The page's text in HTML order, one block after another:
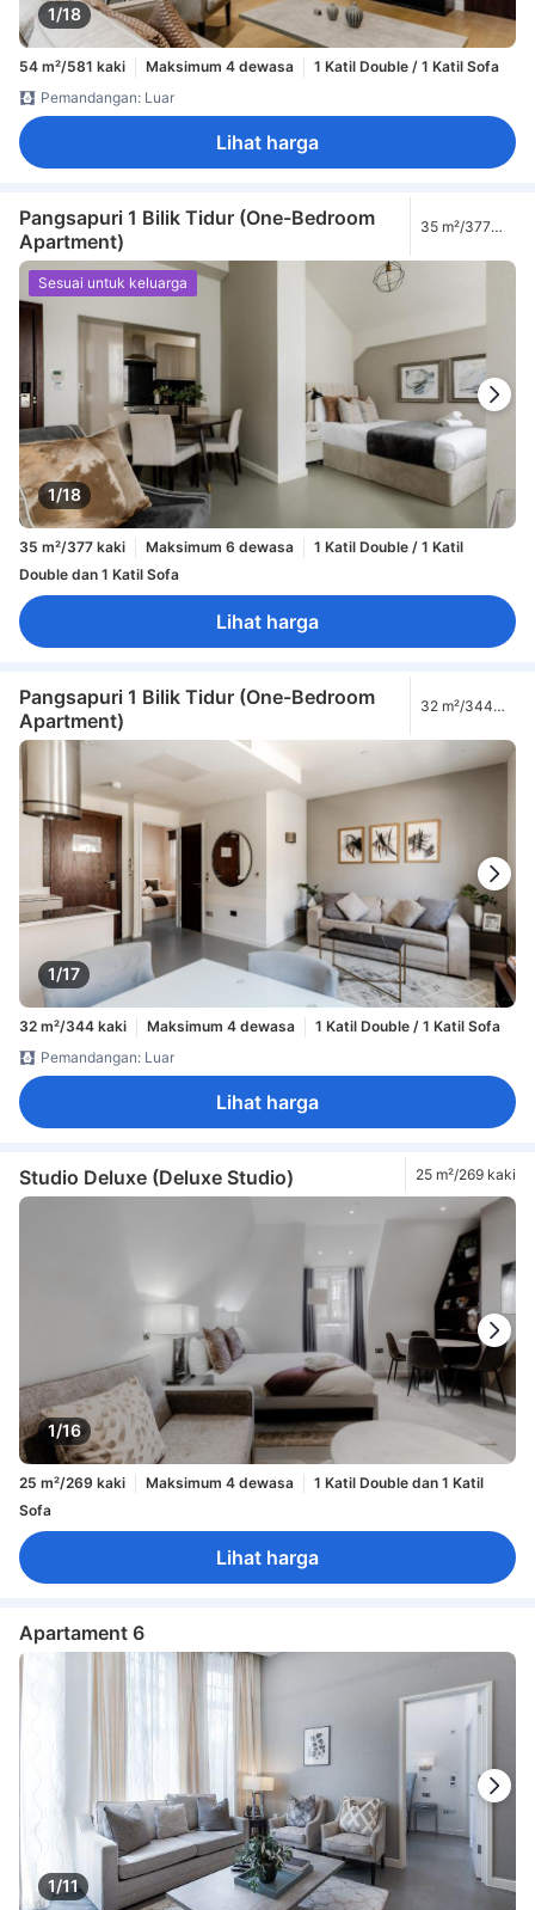
1/18
54 m²/581 kaki Maksimum 4 dewasa
1 Katil Double / 1 Katil Sofa
Pemandangan: Luar
Lihat harga
Pangsapuri 1 Bilik Tidur (One-Bedroom
Apartment)
35 m²/377
1/18
Sesuai untuk keluarga
35 m²/377 kaki Maksimum 6 dewasa
1 Katil Double / 1 Katil
Double dan 1 Katil Sofa
Lihat harga
Pangsapuri 1 Bilik Tidur (One-Bedroom
Apartment)
32 m²/344
1/17
32 m²/344 kaki Maksimum 4 dewasa
1 Katil Double / 1 Katil Sofa
Pemandangan: Luar
Lihat harga
Studio Deluxe (Deluxe Studio) 25 m²/269 kaki
1/16
25 m²/269 kaki Maksimum 4 dewasa
1 Katil Double dan 1 Katil
Sofa
Lihat harga
Apartament 6
1/11